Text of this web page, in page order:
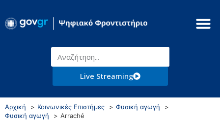
Live Streaming
Αρχική Κοινωνικές Επιστήμες
Φυσική αγωγή
Φυσική αγωγή
Arraché